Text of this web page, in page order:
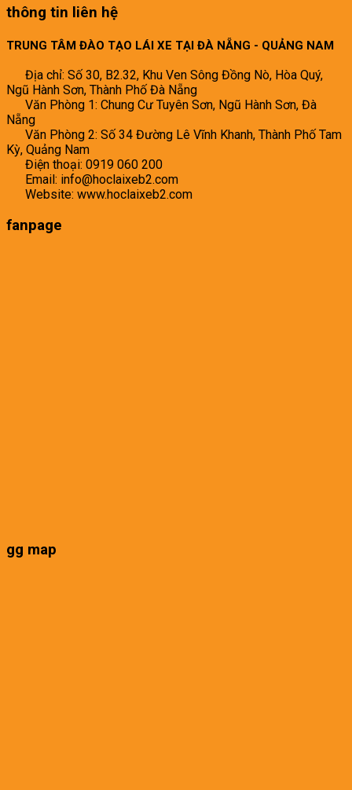
thông tin liên hệ
TRUNG TÂM ĐÀO TẠO LÁI XE TẠI ĐÀ NẴNG - QUẢNG NAM
Địa chỉ: Số 30, B2.32, Khu Ven Sông Đồng Nò, Hòa Quý,
Ngũ Hành Sơn, Thành Phố Đà Nẵng
Văn Phòng 1: Chung Cư Tuyên Sơn, Ngũ Hành Sơn, Đà
Nẵng
Văn Phòng 2: Số 34 Đường Lê Vĩnh Khanh, Thành Phố Tam
Kỳ, Quảng Nam
Điện thoại: 0919 060 200
Email: info@hoclaixeb2.com
Website: www.hoclaixeb2.com
fanpage
gg map